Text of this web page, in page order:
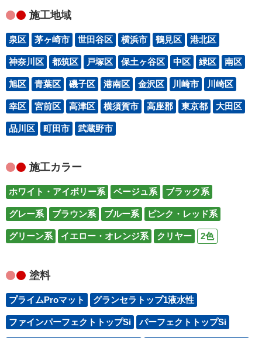
施工地域
泉区 茅ヶ崎市 世田谷区 横浜市 鶴見区 港北区
神奈川区 都筑区 戸塚区 保土ヶ谷区 中区 緑区 南区
旭区 青葉区 磯子区 港南区 金沢区 川崎市 川崎区
幸区 宮前区 高津区 横須賀市 高座郡 東京都 大田区
品川区 町田市 武蔵野市
施工カラー
ホワイト・アイボリー系 ベージュ系 ブラック系
グレー系 ブラウン系 ブルー系 ピンク・レッド系
グリーン系 イエロー・オレンジ系 クリヤー 2色
塗料
プライムProマット グランセラトップ1液水性
ファインパーフェクトトップSi パーフェクトトップSi